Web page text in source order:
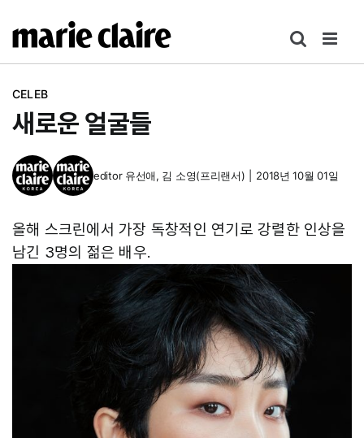
텐
건CELEB
새로운 얼굴들
editor 유선애, 김 소영(프리랜서) 2018년 10월 01일
올해 스크린에서 가장 독창적인 연기로 강렬한 인상을
남긴 3명의 젊은 배우.